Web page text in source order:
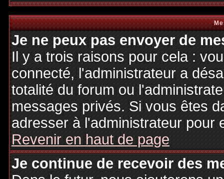
Je ne peux pas envoyer de
Il y a trois raisons pour cela :
connecté, l'administrateur a
totalité du forum ou
messages privés. Si vous êtes
adresser à l'administrateur pour
Revenir en haut de page
Je continue de recevoir des